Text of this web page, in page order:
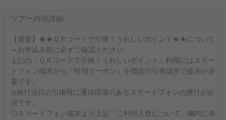
ツアー内容詳細
【重要】★★ＱＲコードで引換！うれしいポイント★★について
～お申込み前に必ずご確認ください
上記の「ＱＲコードで引換！うれしいポイント」利用にはスマー
トフォン端末から「特別クーポン」を指定の引換場所で提示が必
要です。
◎旅行当日の引換時に通信環境のあるスマートフォンの携行が必
須です。
◎スマートフォン端末より上記「ご利用人数について」欄内に表